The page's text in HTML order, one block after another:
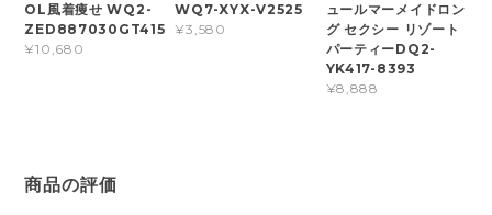
OL風着痩せ WQ2-
ZED887030GT415
¥10,680
WQ7-XYX-V2525
¥3,580
ュールマーメイドロン
グ セクシー リゾート
パーティーDQ2-
YK417-8393
¥8,888
商品の評価